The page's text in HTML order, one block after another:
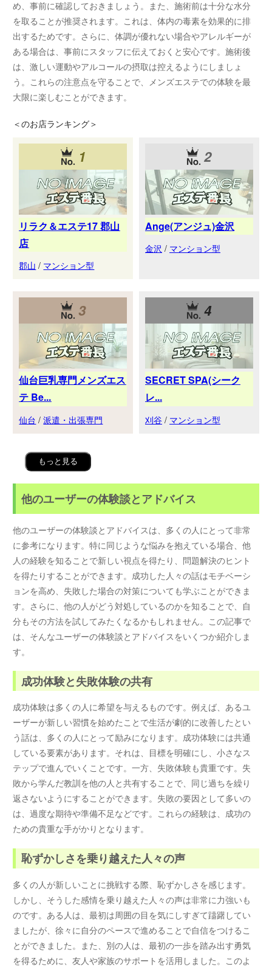
め、事前に確認しておきましょう。また、施術前は十分な水分
を取ることが推奨されます。これは、体内の毒素を効果的に排
出するためです。さらに、体調が優れない場合やアレルギーが
ある場合は、事前にスタッフに伝えておくと安心です。施術後
は、激しい運動やアルコールの摂取は控えるようにしましょ
う。これらの注意点を守ることで、メンズエステでの体験を最
大限に楽しむことができます。
＜のお店ランキング＞
1
リラク＆エステ17 郡山
店
郡山 / マンション型
2
Ange(アンジュ)金沢
金沢 / マンション型
3
仙台巨乳専門メンズエス
テ Be...
仙台 /派遣・出張専門
4
SECRET SPA(シーク
レ...
刈谷 / マンション型
もっと見る
他のユーザーの体験談とアドバイス
他のユーザーの体験談とアドバイスは、多くの人にとって非常
に参考になります。特に同じような悩みを抱えている場合、他
人の経験を知ることで新しい視点を得たり、問題解決のヒント
を得たりすることができます。成功した人々の話はモチベーシ
ョンを高め、失敗した場合の対策についても学ぶことができま
す。さらに、他の人がどう対処しているのかを知ることで、自
分もその方法を試してみたくなるかもしれません。この記事で
は、そんなユーザーの体験談とアドバイスをいくつか紹介しま
す。
成功体験と失敗体験の共有
成功体験は多くの人に希望を与えるものです。例えば、あるユ
ーザーが新しい習慣を始めたことで生活が劇的に改善したとい
う話は、多くの人にとって励みになります。成功体験には共通
している要素があります。それは、目標を明確にし、小さなス
テップで進んでいくことです。一方、失敗体験も貴重です。失
敗から学んだ教訓を他の人と共有することで、同じ過ちを繰り
返さないようにすることができます。失敗の要因として多いの
は、過度な期待や準備不足などです。これらの経験は、成功の
ための貴重な手がかりとなります。
恥ずかしさを乗り越えた人々の声
多くの人が新しいことに挑戦する際、恥ずかしさを感じます。
しかし、そうした感情を乗り越えた人々の声は非常に力強いも
のです。ある人は、最初は周囲の目を気にしすぎて躊躇してい
ましたが、徐々に自分のペースで進めることで自信をつけるこ
とができました。また、別の人は、最初の一歩を踏み出す勇気
を得るために、友人や家族のサポートを活用しました。このよ